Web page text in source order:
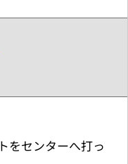
をセンターへ打っ